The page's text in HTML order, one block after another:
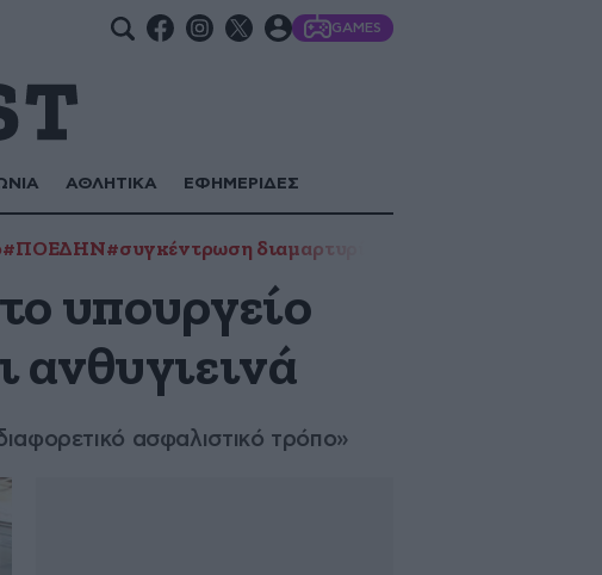
GAMES
ΑΘΛΗΤΙΚΑ ΕΦΗΜΕΡΙΔΕΣ
#ΠΟΕΔΗΝ#συγκέντρωση διαμαρτυρίας
υπουργείο
ανθυγιεινά
ασφαλιστικό τρόπο»